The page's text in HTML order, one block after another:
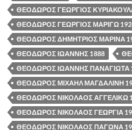
ΘΕΟΔΩΡΟΣ ΓΕΩΡΓΙΟΣ
ΘΕΟΔΩΡΟΣ ΓΕΩΡΓΙΟΣ ΜΑΡΙΓΩ
ΘΕΟΔΩΡΟΣ ΔΗΜΗΤΡΙΟΣ ΜΑΡΙΝΑ
ΘΕΟΔΩΡΟΣ ΙΩΑΝΝΗΣ 1888
ΘΕΟΔΩΡΟΣ ΙΩΑΝΝΗΣ ΠΑΝΑΓΙΩΤΑ
ΘΕΟΔΩΡΟΣ ΜΙΧΑΗΛ ΜΑΓΔΑΛΙΝΗ
ΘΕΟΔΩΡΟΣ ΝΙΚΟΛΑΟΣ ΑΓΓΕΛΙΚΩ
ΘΕΟΔΩΡΟΣ ΝΙΚΟΛΑΟΣ ΓΕΩΡΓΙΑ
ΘΕΟΔΩΡΟΣ ΝΙΚΟΛΑΟΣ ΠΑΓΩΝΑ